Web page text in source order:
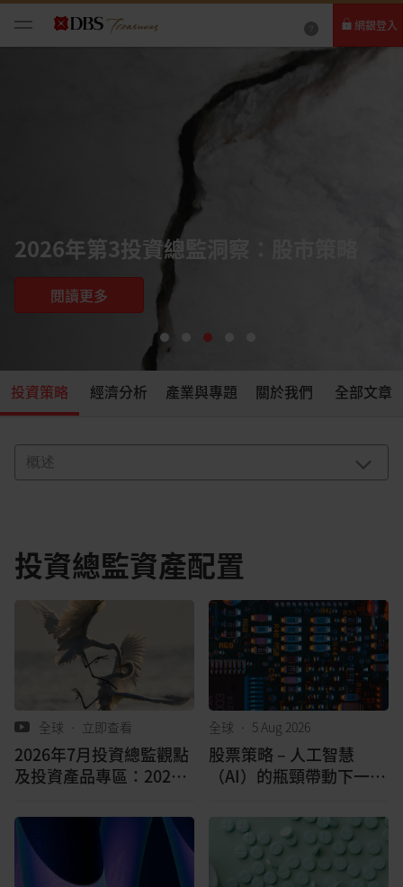
網銀登入
個人網路銀行
2026年第3投資總監洞察：股市策略
閱讀更多
投資策略 經濟分析 產業與專題 關於我們 全部文章
投資總監資產配置
全球 • 立即查看
2026年7月投資總監觀點
及投資產品專區：2026
全球 • 5 Aug 2026
股票策略 – 人工智慧
（AI）的瓶頸帶動下一波